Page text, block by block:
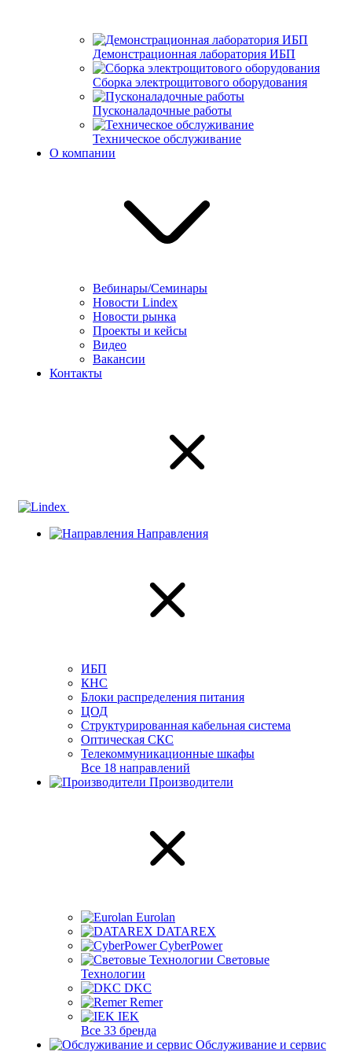
Демонстрационная лаборатория ИБП
Сборка электрощитового оборудования
Пусконаладочные работы
Техническое обслуживание
О компании
Вебинары/Семинары
Новости Lindex
Новости рынка
Проекты и кейсы
Видео
Вакансии
Контакты
Направления
ИБП
КНС
Блоки распределения питания
ЦОД
Структурированная кабельная система
Оптическая СКС
Телекоммуникационные шкафы
Все 18 направлений
Производители
Eurolan
DATAREX
CyberPower
Световые
Технологии
DKC
Remer
IEK
Все 33 бренда
Обслуживание и сервис